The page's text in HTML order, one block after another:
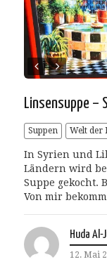
Linsensuppe –
Suppen Welt der
In Syrien und
Ländern wird
Suppe gekocht.
Von mir
Huda Al-
12. Mai